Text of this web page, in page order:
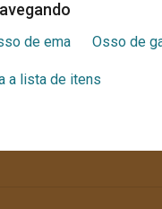
de ema
a lista de itens